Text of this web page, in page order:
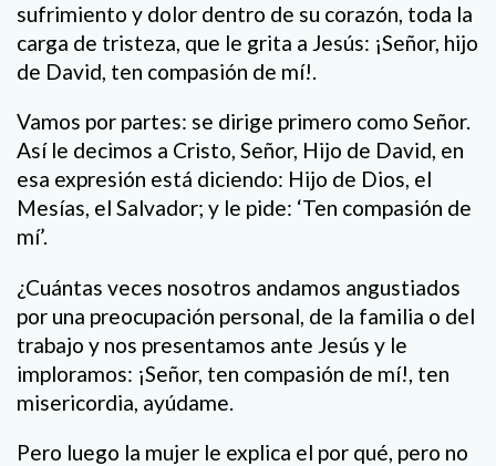
sufrimiento y dolor dentro de su corazón, toda la
carga de tristeza, que le grita a Jesús: ¡Señor, hijo
de David, ten compasión de mí!.
Vamos por partes: se dirige primero como Señor.
Así le decimos a Cristo, Señor, Hijo de David, en
esa expresión está diciendo: Hijo de Dios, el
Mesías, el Salvador; y le pide: ‘Ten compasión de
mí’.
¿Cuántas veces nosotros andamos angustiados
por una preocupación personal, de la familia o del
trabajo y nos presentamos ante Jesús y le
imploramos: ¡Señor, ten compasión de mí!, ten
misericordia, ayúdame.
Pero luego la mujer le explica el por qué, pero no